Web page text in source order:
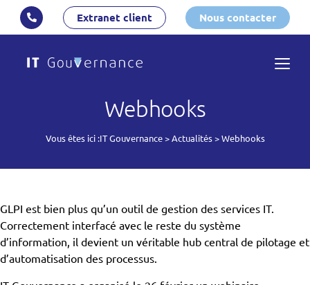
Extranet client Nous contacter
Webhooks
Vous êtes ici :IT Gouvernance>Actualités>Webhooks
GLPI est bien plus qu’un outil de gestion des services IT.
Correctement interfacé avec le reste du système
d’information, il devient un véritable hub central de pilotage et
d’automatisation des processus.